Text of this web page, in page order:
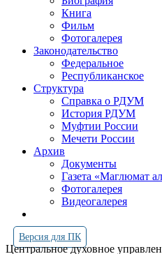
Книга
Фильм
Фотогалерея
Законодательство
Федеральное
Республиканское
Структура
Справка о РДУМ
История РДУМ
Муфтии России
Мечети России
Архив
Документы
Газета «Маглюмат
Фотогалерея
Видеогалерея
Версия для ПК
Центральное духовное